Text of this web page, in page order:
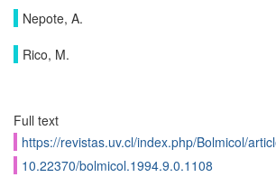
Nepote, A.
Rico, M.
Full text
https://revistas.uv.cl/index.php/Bolmicol/
10.22370/bolmicol.1994.9.0.1108